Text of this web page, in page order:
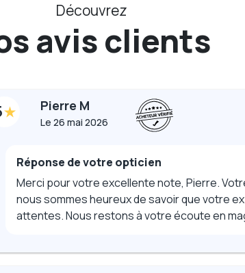
Découvrez
avis clients
Pierre M
Le 26 mai 2026
Réponse de votre opticien
Merci pour votre excellente note, Pierre.
nous sommes heureux de savoir que votre
attentes. Nous restons à votre écoute en